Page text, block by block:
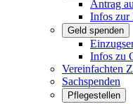
Antrag
Infos zur
Geld spenden
Infos zu
Vereinfachten
Sachspenden
Pflegestellen